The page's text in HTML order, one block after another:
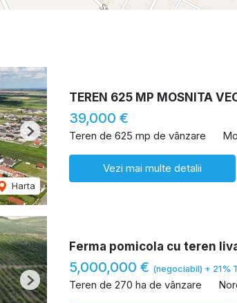
Harta
Next
TEREN 625 MP MOSNITA
39,000 €
Teren de 625 mp de vânzare
Vezi mai multe detalii
Next
Ferma pomicola cu teren
5,000,000 € (negociabil) + 21%
Teren de 270 ha de vânzare